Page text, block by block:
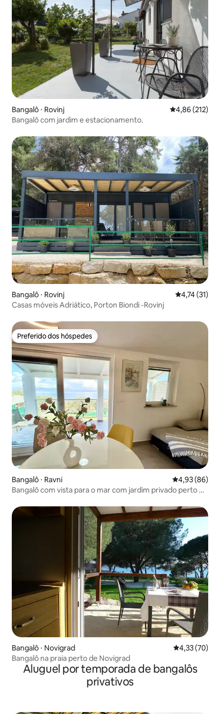
Bangalô ⋅ Rovinj 4,86 de uma
4,86 (212)
Bangalô com jardim e estacionamento.
Bangalô ⋅ Rovinj 4,74 de uma
4,74 (31)
Casas móveis Adriático, Porton Biondi -Rovinj
Preferido dos hóspedes
Preferido dos hóspedes
Bangalô ⋅ Ravni 4,93 de uma
4,93 (86)
Bangalô com vista para o mar com jardim privado perto da
Bangalô ⋅ Novigrad 4,33 de uma
4,33 (70)
Bangalô na praia perto de Novigrad
Aluguel por temporada de bangalôs
privativos